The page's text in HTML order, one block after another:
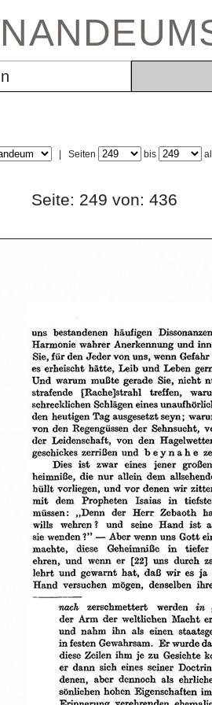
Seiten bis
10) Seite: 249 von: